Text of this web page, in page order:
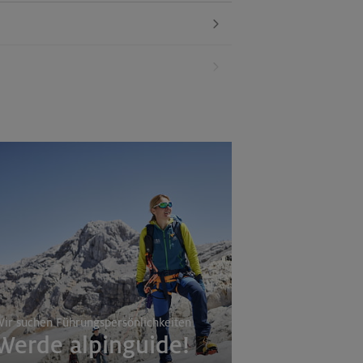
suchen Führungspersönlichkeiten
alpinguide!